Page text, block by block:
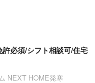
許必須/シフト相談可/住宅
NEXT HOME発寒